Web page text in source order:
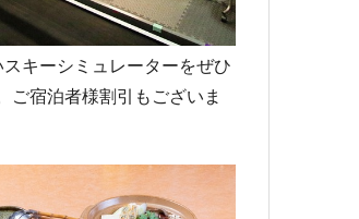
キーシミュレーターをぜひ
ご宿泊者様割引もございま